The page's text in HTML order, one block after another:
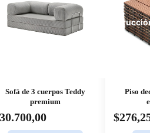
Piso deck modular WPC
encastrable
$276,25